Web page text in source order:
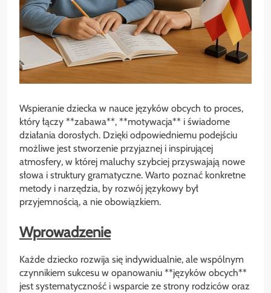
Wspieranie dziecka w nauce języków obcych to proces,
który łączy **zabawa**, **motywacja** i świadome
działania dorosłych. Dzięki odpowiedniemu podejściu
możliwe jest stworzenie przyjaznej i inspirującej
atmosfery, w której maluchy szybciej przyswajają nowe
słowa i struktury gramatyczne. Warto poznać konkretne
metody i narzędzia, by rozwój językowy był
przyjemnością, a nie obowiązkiem.
Wprowadzenie
Każde dziecko rozwija się indywidualnie, ale wspólnym
czynnikiem sukcesu w opanowaniu **języków obcych**
jest systematyczność i wsparcie ze strony rodziców oraz